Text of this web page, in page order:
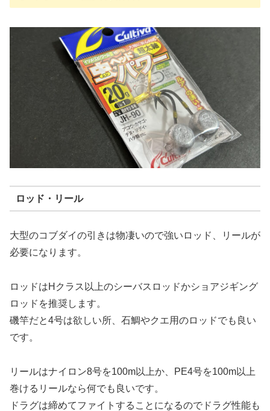
ロッド・リール
大型のコブダイの引きは物凄いので強いロッド、リールが
必要になります。
ロッドはHクラス以上のシーバスロッドかショアジギング
ロッドを推奨します。
磯竿だと4号は欲しい所、石鯛やクエ用のロッドでも良い
です。
リールはナイロン8号を100m以上か、PE4号を100m以上
巻けるリールなら何でも良いです。
ドラグは締めてファイトすることになるのでドラグ性能も